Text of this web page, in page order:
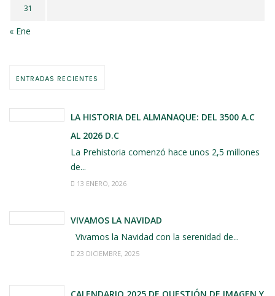
31
« Ene
ENTRADAS RECIENTES
LA HISTORIA DEL ALMANAQUE: DEL 3500 A.C
AL 2026 D.C
La Prehistoria comenzó hace unos 2,5 millones
de...
13 ENERO, 2026
VIVAMOS LA NAVIDAD
Vivamos la Navidad con la serenidad de...
23 DICIEMBRE, 2025